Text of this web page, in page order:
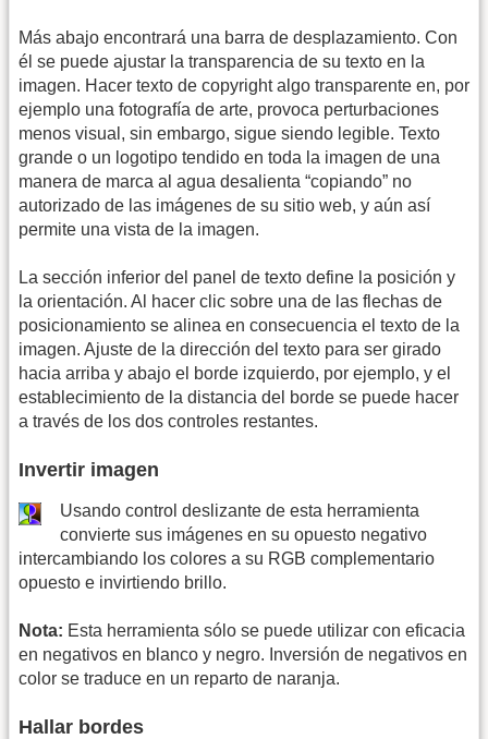
Más abajo encontrará una barra de desplazamiento. Con
él se puede ajustar la transparencia de su texto en la
imagen. Hacer texto de copyright algo transparente en, por
ejemplo una fotografía de arte, provoca perturbaciones
menos visual, sin embargo, sigue siendo legible. Texto
grande o un logotipo tendido en toda la imagen de una
manera de marca al agua desalienta “copiando” no
autorizado de las imágenes de su sitio web, y aún así
permite una vista de la imagen.
La sección inferior del panel de texto define la posición y
la orientación. Al hacer clic sobre una de las flechas de
posicionamiento se alinea en consecuencia el texto de la
imagen. Ajuste de la dirección del texto para ser girado
hacia arriba y abajo el borde izquierdo, por ejemplo, y el
establecimiento de la distancia del borde se puede hacer
a través de los dos controles restantes.
Invertir imagen
Usando control deslizante de esta herramienta
convierte sus imágenes en su opuesto negativo
intercambiando los colores a su RGB complementario
opuesto e invirtiendo brillo.
Nota: Esta herramienta sólo se puede utilizar con eficacia
en negativos en blanco y negro. Inversión de negativos en
color se traduce en un reparto de naranja.
Hallar bordes